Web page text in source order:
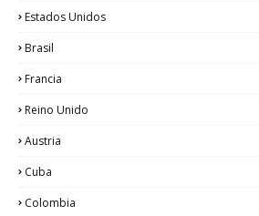
Estados Unidos
Brasil
Francia
Reino Unido
Austria
Cuba
Colombia